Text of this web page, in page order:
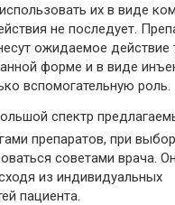
их в виде
не последует.
ожидаемое действие
форме и в виде
вспомогательную роль.
спектр
препаратов, при
советами врача.
из индивидуальных
пациента.